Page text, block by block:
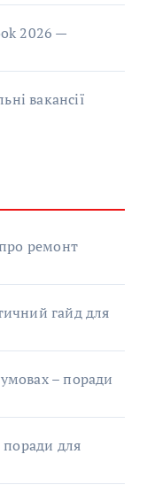
2026 —
вакансії
ремонт
гайд для
– поради
для